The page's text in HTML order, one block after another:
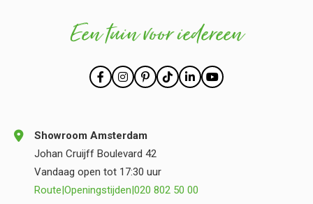
Een tuin voor iedereen
Showroom Amsterdam
Johan Cruijff Boulevard 42
Vandaag open tot 17:30 uur
Route Openingstijden 020 802 50 00